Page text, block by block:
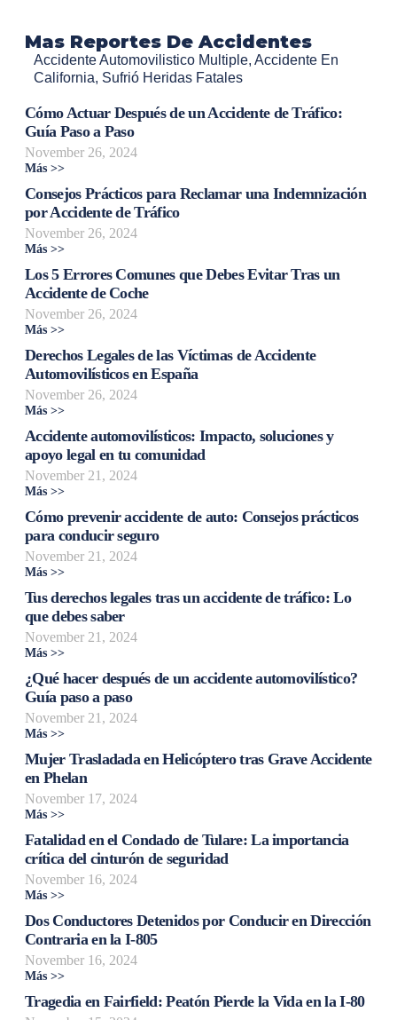
Mas Reportes De Accidentes
Accidente Automovilistico Multiple, Accidente En
California, Sufrió Heridas Fatales
Cómo Actuar Después de un Accidente de Tráfico:
Guía Paso a Paso
November 26, 2024
Más >>
Consejos Prácticos para Reclamar una Indemnización
por Accidente de Tráfico
November 26, 2024
Más >>
Los 5 Errores Comunes que Debes Evitar Tras un
Accidente de Coche
November 26, 2024
Más >>
Derechos Legales de las Víctimas de Accidente
Automovilísticos en España
November 26, 2024
Más >>
Accidente automovilísticos: Impacto, soluciones y
apoyo legal en tu comunidad
November 21, 2024
Más >>
Cómo prevenir accidente de auto: Consejos prácticos
para conducir seguro
November 21, 2024
Más >>
Tus derechos legales tras un accidente de tráfico: Lo
que debes saber
November 21, 2024
Más >>
¿Qué hacer después de un accidente automovilístico?
Guía paso a paso
November 21, 2024
Más >>
Mujer Trasladada en Helicóptero tras Grave Accidente
en Phelan
November 17, 2024
Más >>
Fatalidad en el Condado de Tulare: La importancia
crítica del cinturón de seguridad
November 16, 2024
Más >>
Dos Conductores Detenidos por Conducir en Dirección
Contraria en la I-805
November 16, 2024
Más >>
Tragedia en Fairfield: Peatón Pierde la Vida en la I-80